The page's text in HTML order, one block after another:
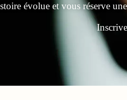
évolue et vous réserve